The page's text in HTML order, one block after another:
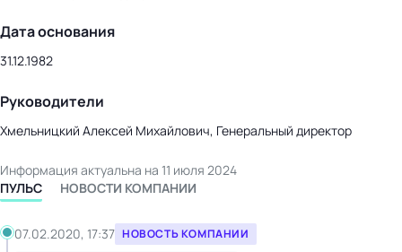
Дата основания
31.12.1982
Руководители
Хмельницкий Алексей Михайлович, Генеральный директор
Информация актуальна на 11 июля 2024
ПУЛЬС
НОВОСТИ КОМПАНИИ
07.02.2020, 17:37 НОВОСТЬ КОМПАНИИ